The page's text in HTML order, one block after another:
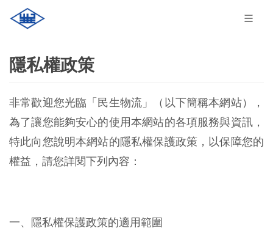
隱私權政策
非常歡迎您光臨「民生物流」（以下簡稱本網站），
為了讓您能夠安心的使用本網站的各項服務與資訊，
特此向您說明本網站的隱私權保護政策，以保障您的
權益，請您詳閱下列內容：
一、隱私權保護政策的適用範圍